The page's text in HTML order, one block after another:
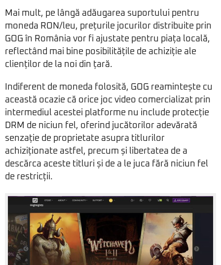
Mai mult, pe lângă adăugarea suportului pentru
moneda RON/leu, prețurile jocurilor distribuite prin
GOG în România vor fi ajustate pentru piața locală,
reflectând mai bine posibilitățile de achiziție ale
clienților de la noi din țară.
Indiferent de moneda folosită, GOG reamintește cu
această ocazie că orice joc video comercializat prin
intermediul acestei platforme nu include protecție
DRM de niciun fel, oferind jucătorilor adevărată
senzație de proprietate asupra titlurilor
achiziționate astfel, precum și libertatea de a
descărca aceste titluri și de a le juca fără niciun fel
de restricții.